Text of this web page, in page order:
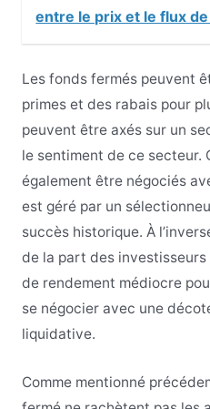
entre le prix et le flux
Les fonds fermés peuvent
primes et des rabais pour
peuvent être axés sur un
le sentiment de ce secteur.
également être négociés
est géré par un
succès historique. À
de la part des
de rendement médiocre
se négocier avec une
liquidative.
Comme mentionné